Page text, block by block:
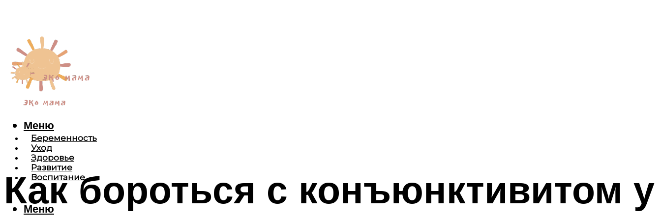
Беременность
Уход
Здоровье
Развитие
Воспитание
Меню
Меню
Как бороться с конъюнктивитом у